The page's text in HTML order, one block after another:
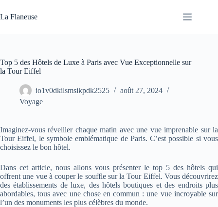
au
contenu
La Flaneuse
Top 5 des Hôtels de Luxe à Paris avec Vue Exceptionnelle sur
la Tour Eiffel
io1v0dkilsmsikpdk2525
août 27, 2024
Voyage
Imaginez-vous réveiller chaque matin avec une vue imprenable sur la
Tour Eiffel, le symbole emblématique de Paris. C’est possible si vous
choisissez le bon hôtel.
Dans cet article, nous allons vous présenter le top 5 des hôtels qui
offrent une vue à couper le souffle sur la Tour Eiffel. Vous découvrirez
des établissements de luxe, des hôtels boutiques et des endroits plus
abordables, tous avec une chose en commun : une vue incroyable sur
l’un des monuments les plus célèbres du monde.